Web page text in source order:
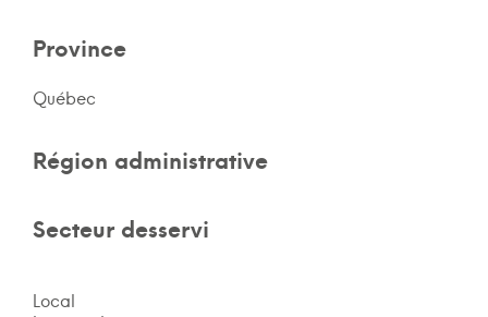
Province
Québec
Région administrative
Secteur desservi
Local